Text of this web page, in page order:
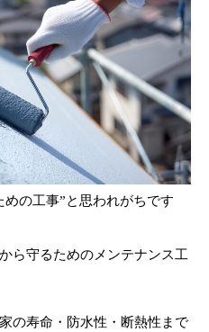
の工事”と思われがちです
ら守るためのメンテナンス工
の寿命・防水性・断熱性まで